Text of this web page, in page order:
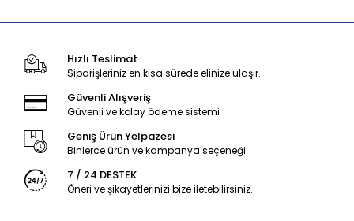
Hızlı Teslimat
Siparişleriniz en kısa sürede elinize ulaşır.
Güvenli Alışveriş
Güvenli ve kolay ödeme sistemi
Geniş Ürün Yelpazesi
Binlerce ürün ve kampanya seçeneği
7 / 24 DESTEK
Öneri ve şikayetlerinizi bize iletebilirsiniz.